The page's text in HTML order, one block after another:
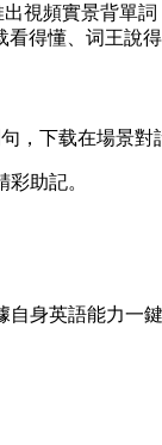
視頻實景背單
得懂、词王說
，下载在場景對
助記。
自身英語能力一